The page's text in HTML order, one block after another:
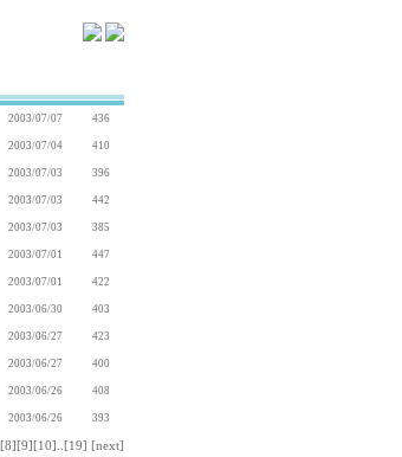
2003/07/07 436
2003/07/04 410
2003/07/03 396
2003/07/03 442
2003/07/03 385
2003/07/01 447
2003/07/01 422
2003/06/30 403
2003/06/27 423
2003/06/27 400
2003/06/26 408
2003/06/26 393
[8] [9] [10] [19] [next]